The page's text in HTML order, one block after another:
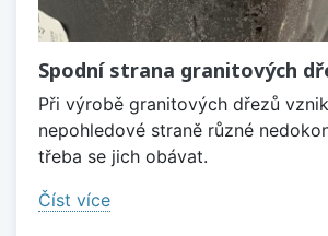
Spodní strana granitových
Při výrobě granitových dřezů
nepohledové straně různé
třeba se jich obávat.
Číst více